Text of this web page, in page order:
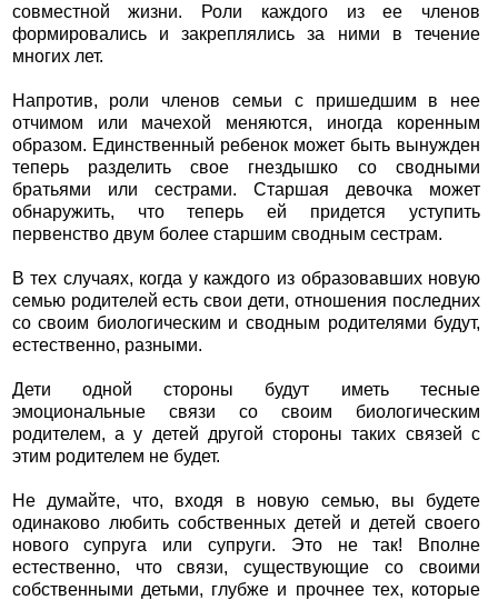
совместной жизни. Роли каждого из ее членов
формировались и закреплялись за ними в течение
многих лет.
Напротив, роли членов семьи с пришедшим в нее
отчимом или мачехой меняются, иногда коренным
образом. Единственный ребенок может быть вынужден
теперь разделить свое гнездышко со сводными
братьями или сестрами. Старшая девочка может
обнаружить, что теперь ей придется уступить
первенство двум более старшим сводным сестрам.
В тех случаях, когда у каждого из образовавших новую
семью родителей есть свои дети, отношения последних
со своим биологическим и сводным родителями будут,
естественно, разными.
Дети одной стороны будут иметь тесные
эмоциональные связи со своим биологическим
родителем, а у детей другой стороны таких связей с
этим родителем не будет.
Не думайте, что, входя в новую семью, вы будете
одинаково любить собственных детей и детей своего
нового супруга или супруги. Это не так! Вполне
естественно, что связи, существующие со своими
собственными детьми, глубже и прочнее тех, которые